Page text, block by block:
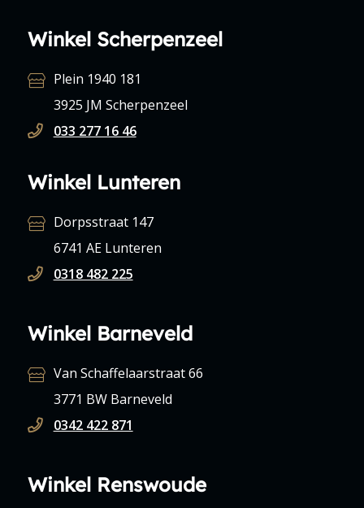
Winkel Scherpenzeel
Plein 1940 181
3925 JM Scherpenzeel
033 277 16 46
Winkel Lunteren
Dorpsstraat 147
6741 AE Lunteren
0318 482 225
Winkel Barneveld
Van Schaffelaarstraat 66
3771 BW Barneveld
0342 422 871
Winkel Renswoude